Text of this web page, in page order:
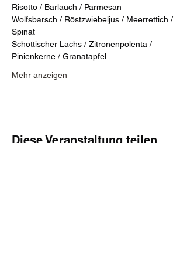
Risotto / Bärlauch / Parmesan
Wolfsbarsch / Röstzwiebeljus / Meerrettich /
Spinat
Schottischer Lachs / Zitronenpolenta /
Pinienkerne / Granatapfel
Mehr anzeigen
Diese Veranstaltung teilen